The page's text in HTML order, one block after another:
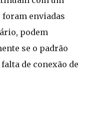
enviadas
podem
se o padrão
de conexão de